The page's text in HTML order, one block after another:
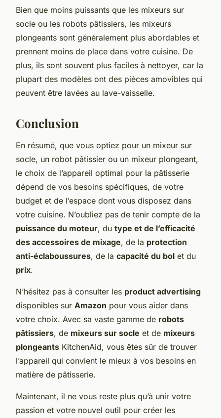
Bien que moins puissants que les mixeurs sur
socle ou les robots pâtissiers, les mixeurs
plongeants sont généralement plus abordables et
prennent moins de place dans votre cuisine. De
plus, ils sont souvent plus faciles à nettoyer, car la
plupart des modèles ont des pièces amovibles qui
peuvent être lavées au lave-vaisselle.
Conclusion
En résumé, que vous optiez pour un mixeur sur
socle, un robot pâtissier ou un mixeur plongeant,
le choix de l’appareil optimal pour la pâtisserie
dépend de vos besoins spécifiques, de votre
budget et de l’espace dont vous disposez dans
votre cuisine. N’oubliez pas de tenir compte de la
puissance du moteur, du type et de l’efficacité
des accessoires de mixage, de la protection
anti-éclaboussures, de la capacité du bol et du
prix.
N’hésitez pas à consulter les product advertising
disponibles sur Amazon pour vous aider dans
votre choix. Avec sa vaste gamme de robots
pâtissiers, de mixeurs sur socle et de mixeurs
plongeants KitchenAid, vous êtes sûr de trouver
l’appareil qui convient le mieux à vos besoins en
matière de pâtisserie.
Maintenant, il ne vous reste plus qu’à unir votre
passion et votre nouvel outil pour créer les